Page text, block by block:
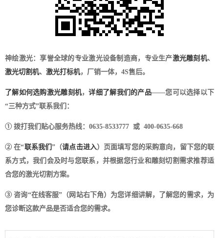
神绘激光：享誉全球的专业激光设备制造商，专业生产激光雕刻机、
激光切割机、 激光打标机，厂销一体，4S售后。
了解如何选购激光雕刻机，详细了解我们的产品——您可以选择以下
“三种方式”联系我们：
① 拨打我们贴心服务热线：0635-8533777 或 400-0635-668
② 在“联系我们”（请点击进入）页面填写您的采购意向，留下您的联
系方式，我们会及时与您联系，并根据您行业和雕刻切割需求推荐适
合您的激光切割方案。
③ 咨询“在线客服”（网站右下角）为您详细讲解，了解您的需求，为
您诊断这款产品是否适合您的需求。